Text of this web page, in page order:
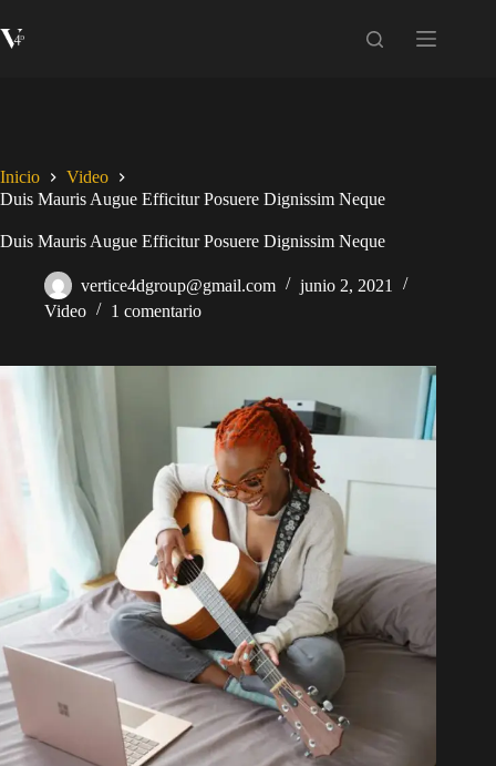
al
contenido
Inicio
Video
Duis Mauris Augue Efficitur Posuere Dignissim Neque
Duis Mauris Augue Efficitur Posuere Dignissim Neque
vertice4dgroup@gmail.com
junio 2, 2021
Video
1 comentario